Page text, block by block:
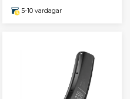
5-10 vardagar